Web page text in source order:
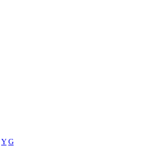
Y G